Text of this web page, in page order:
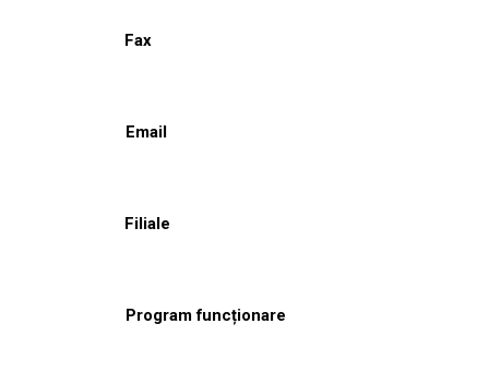
Fax
Email
Filiale
Program funcționare